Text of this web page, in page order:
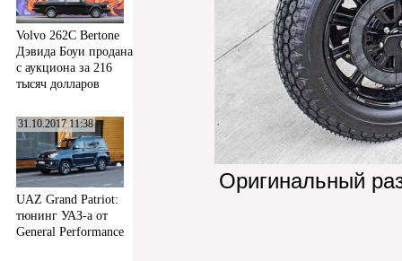
Volvo 262C Bertone
Дэвида Боуи продана
с аукциона за 216
тысяч долларов
31.10.2017 11:38
UAZ Grand Patriot:
тюнинг УАЗ-а от
General Performance
Оригинальный